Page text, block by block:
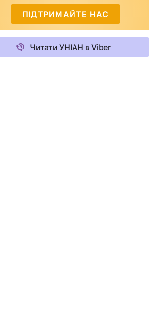
ПІДТРИМАЙТЕ НАС
Читати УНІАН в Viber